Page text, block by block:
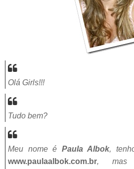
Olá Girls!!!
Tudo bem?
Meu nome é Paula Albok,
www.paulaalbok.com.br, mas